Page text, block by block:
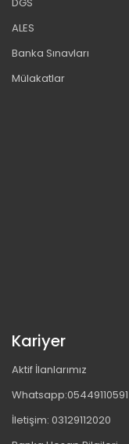
DGS
ALES
Banka Sınavları
Mülakatlar
Kariyer
Aktif İlanlarımız
Whatsapp:05449110591
İletişim: 03129112020